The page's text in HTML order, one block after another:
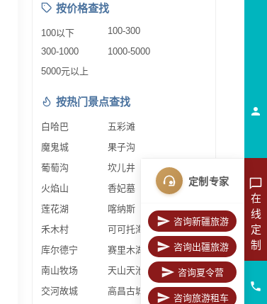
按价格查找
100以下
100-300
300-1000
1000-5000
5000元以上
按热门景点查找
白哈巴
五彩滩
魔鬼城
果子沟
葡萄沟
坎儿井
火焰山
香妃墓
莲花湖
喀纳斯
禾木村
可可托海
库尔德宁
赛里木湖
南山牧场
天山天池
交河故城
高昌古城
在
线
定
制
定制专家
咨询新疆旅游
咨询出疆旅游
咨询夏令营
咨询旅游租车